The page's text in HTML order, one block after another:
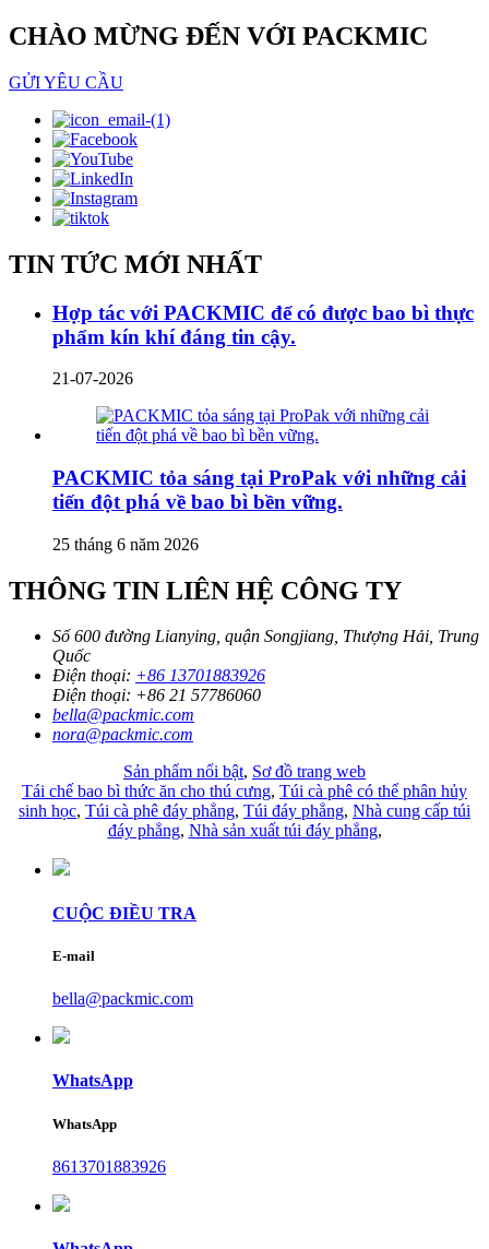
CHÀO MỪNG ĐẾN VỚI PACKMIC
GỬI YÊU CẦU
TIN TỨC MỚI NHẤT
Hợp tác với PACKMIC để có được bao bì thực
phẩm kín khí đáng tin cậy.
21-07-2026
PACKMIC tỏa sáng tại ProPak với những cải
tiến đột phá về bao bì bền vững.
25 tháng 6 năm 2026
THÔNG TIN LIÊN HỆ CÔNG TY
Số 600 đường Lianying, quận Songjiang, Thượng Hải, Trung
Quốc
Điện thoại: +86 13701883926
Điện thoại: +86 21 57786060
bella@packmic.com
nora@packmic.com
Sản phẩm nổi bật, Sơ đồ trang web
Tái chế bao bì thức ăn cho thú cưng, Túi cà phê có thể phân hủy
sinh học, Túi cà phê đáy phẳng, Túi đáy phẳng, Nhà cung cấp túi
đáy phẳng, Nhà sản xuất túi đáy phẳng,
CUỘC ĐIỀU TRA
E-mail
bella@packmic.com
WhatsApp
WhatsApp
8613701883926